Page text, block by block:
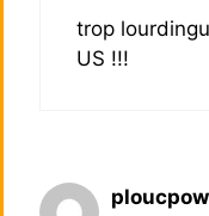
trop
US !!!